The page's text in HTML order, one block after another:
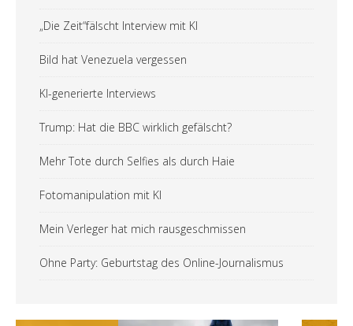
„Die Zeit“fälscht Interview mit KI
Bild hat Venezuela vergessen
KI-generierte Interviews
Trump: Hat die BBC wirklich gefälscht?
Mehr Tote durch Selfies als durch Haie
Fotomanipulation mit KI
Mein Verleger hat mich rausgeschmissen
Ohne Party: Geburtstag des Online-Journalismus